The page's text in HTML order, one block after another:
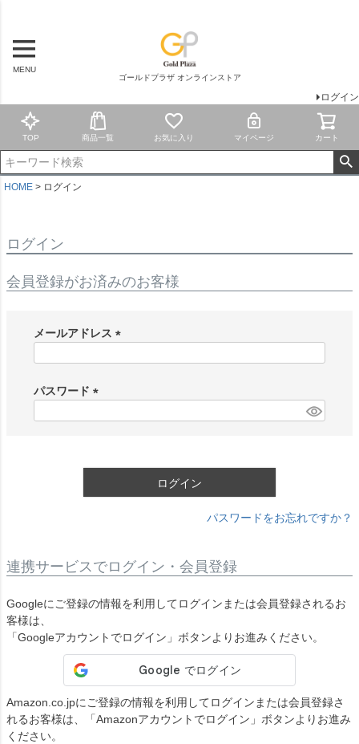
MENU
ゴールドプラザ オンラインストア
ログイン
TOP 商品一覧 お気に入り マイページ カート
HOME ログイン
ログイン
会員登録がお済みのお客様
メールアドレス
)
パスワード
ログイン
パスワードをお忘れですか？
連携サービスでログイン・会員登録
Googleにご登録の情報を利用してログインまたは会員登録されるお
客様は、
「Googleアカウントでログイン」ボタンよりお進みください。
Amazon.co.jpにご登録の情報を利用してログインまたは会員登録さ
れるお客様は、「Amazonアカウントでログイン」ボタンよりお進み
ください。